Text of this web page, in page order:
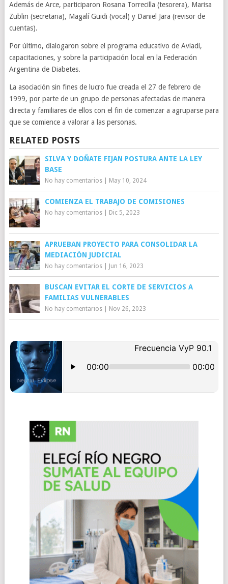
Además de Arce, participaron Rosana Torrecilla (tesorera), Marisa
Zublin (secretaria), Magalí Guidi (vocal) y Daniel Jara (revisor de
cuentas).
Por último, dialogaron sobre el programa educativo de Aviadi,
capacitaciones, y sobre la participación local en la Federación
Argentina de Diabetes.
La asociación sin fines de lucro fue creada el 27 de febrero de
1999, por parte de un grupo de personas afectadas de manera
directa y familiares de ellos con el fin de comenzar a agruparse para
que se comience a valorar a las personas.
RELATED POSTS
SILVA Y DOÑATE FIJAN POSTURA ANTE LA LEY
BASE
No hay comentarios| May 10, 2024
COMIENZA EL TRABAJO DE COMISIONES
No hay comentarios| Dic 5, 2023
APRUEBAN PROYECTO PARA CONSOLIDAR LA
MEDIACIÓN JUDICIAL
No hay comentarios| Jun 16, 2023
BUSCAN EVITAR EL CORTE DE SERVICIOS A
FAMILIAS VULNERABLES
No hay comentarios| Nov 26, 2023